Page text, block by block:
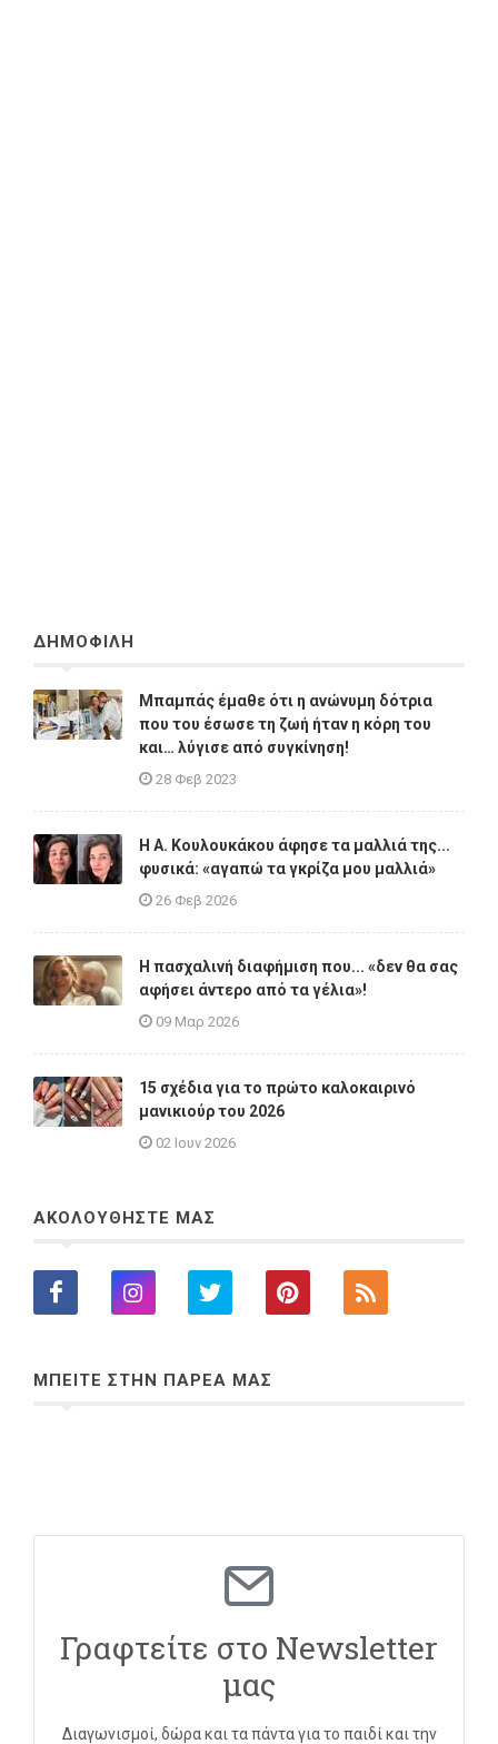
ΔΗΜΟΦΙΛΗ
Μπαμπάς έμαθε ότι η ανώνυμη δότρια
που του έσωσε τη ζωή ήταν η κόρη του
και… λύγισε από συγκίνηση!
28 Φεβ 2023
Η A. Κουλουκάκου άφησε τα μαλλιά της...
φυσικά: «αγαπώ τα γκρίζα μου μαλλιά»
26 Φεβ 2026
Η πασχαλινή διαφήμιση που... «δεν θα σας
αφήσει άντερο από τα γέλια»!
09 Μαρ 2026
15 σχέδια για το πρώτο καλοκαιρινό
μανικιούρ του 2026
02 Ιουν 2026
ΑΚΟΛΟΥΘΗΣΤΕ ΜΑΣ
ΜΠΕΙΤΕ ΣΤΗΝ ΠΑΡΕΑ ΜΑΣ
Γραφτείτε στο Newsletter
μας
Διαγωνισμοί, δώρα και τα πάντα για το παιδί και την